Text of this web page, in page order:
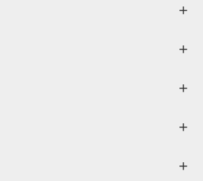
+
+
+
+
+